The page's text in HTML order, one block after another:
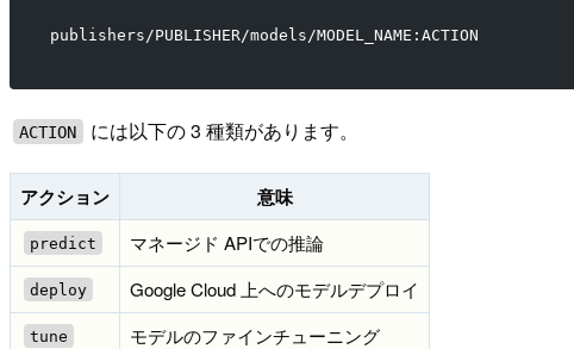
publishers/PUBLISHER/models/MODEL_NAME:ACTION
ACTION には以下の 3 種類があります。
アクション 意味
predict マネージド APIでの推論
deploy Google Cloud 上へのモデルデプロイ
tune モデルのファインチューニング